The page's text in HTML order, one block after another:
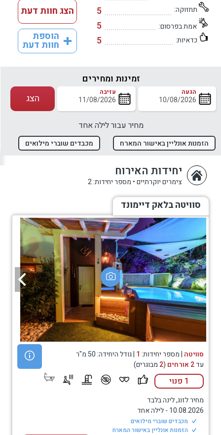
תחזוקה: 5
אמת בפרסום: 5
כדאיות: 5
הצג חוות דעת
הוספת
חוות דעת
זמינות ומחירים
הגעה עזיבה
מחיר עבור לילה אחד
הצג
הזמנות אונליין באישור המארח מכבדים שוברי מילואים
יחידות האירוח
צימרים יוקרתיים• מספר יחידות: 2
סוויטה בלאק דיימונד
סוויטה | מספר יחידות: 1 | גודל היחידה: 50 מ"ר
עד2 אורחים (
2 מבוגרים)
1 פנוי
מחיר לזוג, לינה בלבד
10.08.2026
-לילה אחד
מכבדים שוברי מילואים
הזמנות אונליין באישור המארח